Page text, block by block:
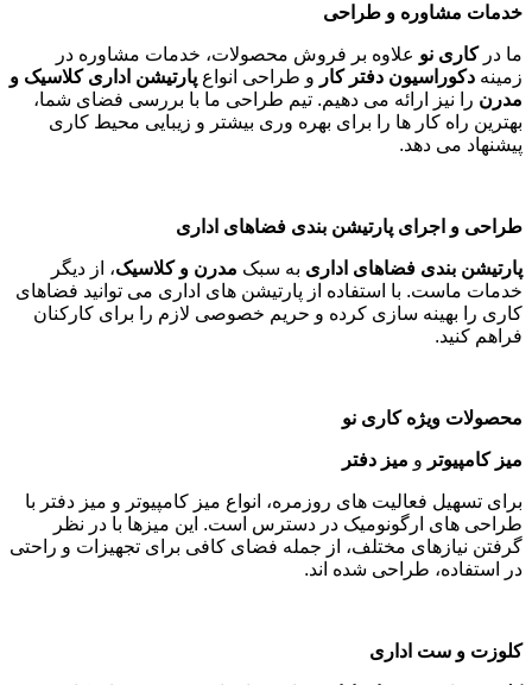
خدمات مشاوره و طراحی
ما درکاری نو علاوه بر فروش محصولات، خدمات مشاوره در
زمینه دکوراسیون دفتر کار و طراحی انواع پارتیشن اداری کلاسیک و
مدرن را نیز ارائه می دهیم. تیم طراحی ما با بررسی فضای شما،
بهترین راه کار ها را برای بهره وری بیشتر و زیبایی محیط کاری
پیشنهاد می دهد.
طراحی و اجرای پارتیشن بندی فضاهای اداری
پارتیشن بندی فضاهای اداری به سبک مدرن و کلاسیک، از دیگر
خدمات ماست. با استفاده از پارتیشن های اداری می توانید فضاهای
کاری را بهینه سازی کرده و حریم خصوصی لازم را برای کارکنان
فراهم کنید.
محصولات ویژه کاری نو
میز کامپیوتر و میز دفتر
برای تسهیل فعالیت های روزمره، انواع میز کامپیوتر و میز دفتر با
طراحی های ارگونومیک در دسترس است. این میزها با در نظر
گرفتن نیازهای مختلف، از جمله فضای کافی برای تجهیزات و راحتی
در استفاده، طراحی شده اند.
کلوزت و ست اداری